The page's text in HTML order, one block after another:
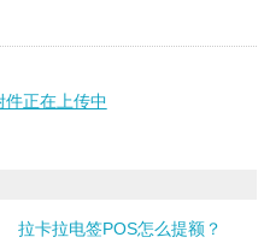
件正在上传中
拉卡拉电签POS怎么提额？